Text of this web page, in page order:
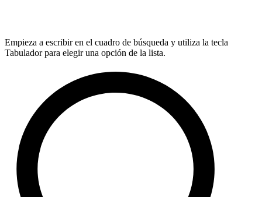
Empieza a escribir en el cuadro de búsqueda y utiliza la tecla
Tabulador para elegir una opción de la lista.